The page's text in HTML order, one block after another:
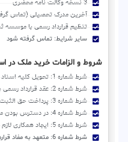
3 نسخه وکالت نامه محضری
آخرین مدرک تحصیلی (تماس
تنظیم قرارداد رسمی با موسسه
سایر شرایط: تماس گرفته شود
شروط و الزامات خرید ملک در
شرط شماره 1: تحویل کلیه اسناد و مدارک متقاضی
شرط شماره 2: عقد قرارداد رسمی با موسسه ثبتا
شرط شماره 3: پرداخت حق الثبت و اجرا
شرط شماره 4: در دسترس بودن متقاضی
شرط شماره 5: ایجاد همکاری لازم در طی فرایند ثبت
شرط شماره 6: متعهد به مفاد قرارداد منعقده